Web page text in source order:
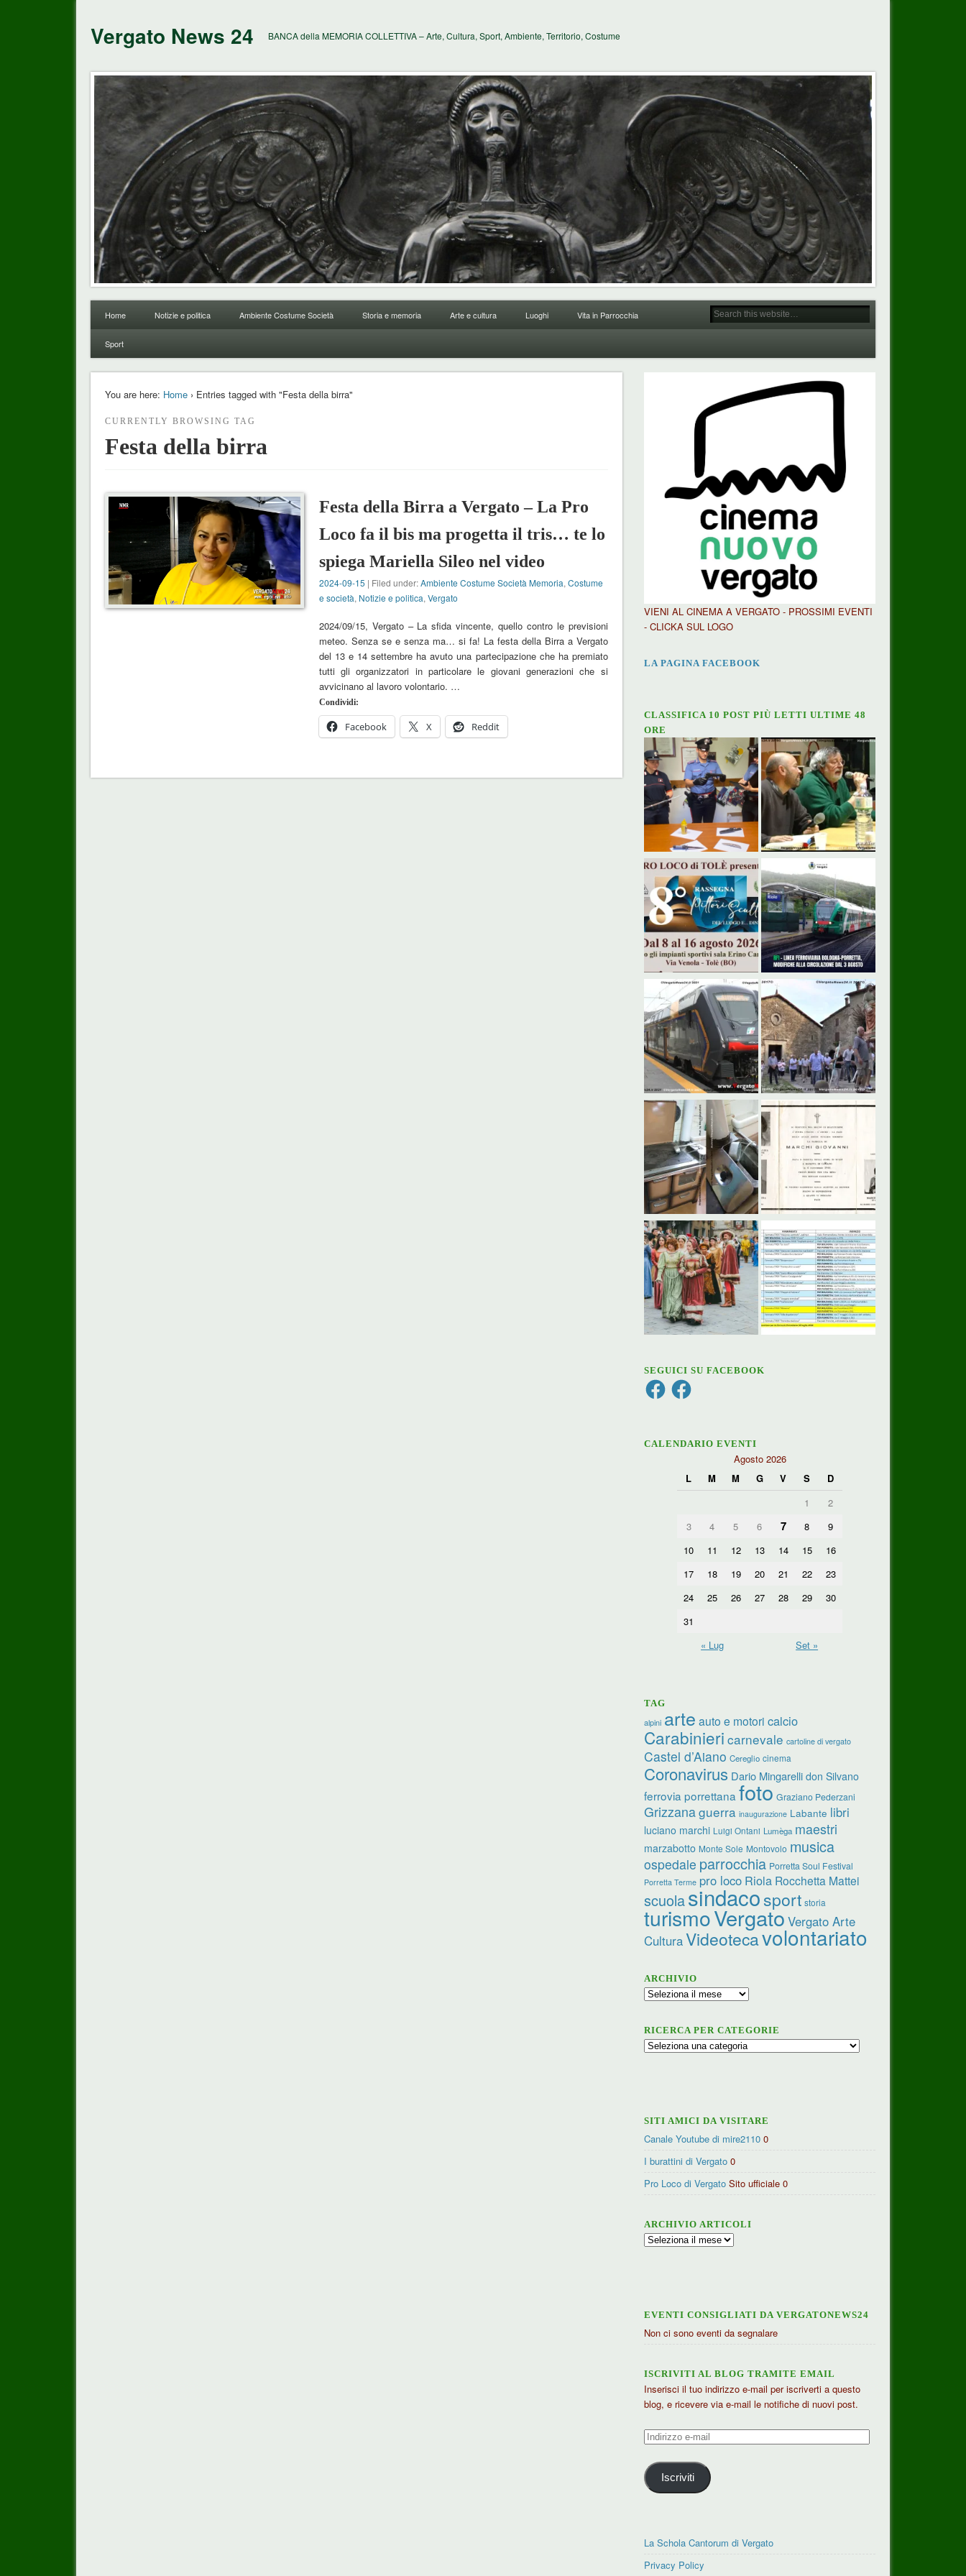
Vergato News 24 BANCA della MEMORIA COLLETTIVA – Arte, Cultura, Sport, Ambiente, Territorio, Costume
Home Notizie e politica Ambiente Costume Società Storia e memoria Arte e cultura Luoghi Vita in Parrocchia
Sport
You are here: Home› Entries tagged with "Festa della birra"
CURRENTLY BROWSING TAG
Festa della birra
Festa della Birra a Vergato – La Pro
Loco fa il bis ma progetta il tris… te lo
spiega Mariella Sileo nel video
2024-09-15 | Filed under:Ambiente Costume Società Memoria, Costume
e società, Notizie e politica, Vergato
2024/09/15, Vergato – La sfida vincente, quello contro le previsioni
meteo. Senza se e senza ma… si fa! La festa della Birra a Vergato
del 13 e 14 settembre ha avuto una partecipazione che ha premiato
tutti gli organizzatori in particolare le giovani generazioni che si
avvicinano al lavoro volontario. …
Condividi:
Facebook X Reddit
VIENI AL CINEMA A VERGATO - PROSSIMI EVENTI
- CLICKA SUL LOGO
LA PAGINA FACEBOOK
CLASSIFICA 10 POST PIÙ LETTI ULTIME 48
ORE
SEGUICI SU FACEBOOK
FacebookFacebook
CALENDARIO EVENTI
Agosto 2026
L
M M G V S
D
1
2
3
4 5 6 7 8
9
10
11 12 13 14 15
16
17
18 19 20 21 22
23
24
25 26 27 28 29
30
31
« Lug
Set »
TAG
alpini arte auto e motori calcio
Carabinieri carnevale cartoline di vergato
Castel d’Aiano Cereglio cinema
Coronavirus Dario Mingarelli don Silvano
ferrovia porrettana foto Graziano Pederzani
Grizzanaguerra inaugurazione Labante libri
luciano marchi Luigi Ontani Lumèga maestri
marzabotto Monte Sole Montovolo musica
ospedale parrocchia Porretta Soul Festival
Porretta Terme pro loco Riola Rocchetta Mattei
scuolasindacosport storia
turismoVergato Vergato Arte
CulturaVideotecavolontariato
ARCHIVIO
Archivio
RICERCA PER CATEGORIE
Ricerca
SITI AMICI DA VISITARE
Canale Youtube di mire2110 0
I burattini di Vergato 0
Pro Loco di Vergato Sito ufficiale 0
ARCHIVIO ARTICOLI
Archivio
EVENTI CONSIGLIATI DA VERGATONEWS24
Non ci sono eventi da segnalare
ISCRIVITI AL BLOG TRAMITE EMAIL
Inserisci il tuo indirizzo e-mail per iscriverti a questo
blog, e ricevere via e-mail le notifiche di nuovi post.
Indirizzo
mail
Iscriviti
La Schola Cantorum di Vergato
Privacy Policy